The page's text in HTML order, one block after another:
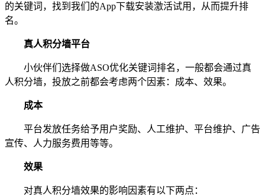
的关键词，找到我们的App下载安装激活试用，从而提升排
名。
真人积分墙平台
小伙伴们选择做ASO优化关键词排名，一般都会通过真
人积分墙，投放之前都会考虑两个因素：成本、效果。
成本
平台发放任务给予用户奖励、人工维护、平台维护、广告
宣传、人力服务费用等等。
效果
对真人积分墙效果的影响因素有以下两点：